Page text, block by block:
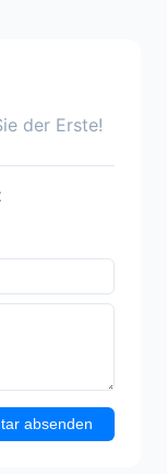
der Erste!
absenden